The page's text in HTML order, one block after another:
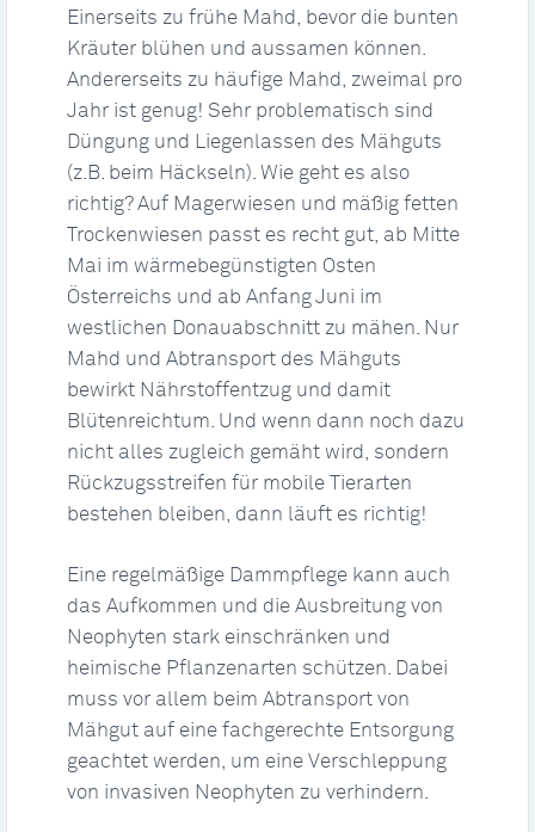
Einerseits zu frühe Mahd, bevor die bunten
Kräuter blühen und aussamen können.
Andererseits zu häufige Mahd, zweimal pro
Jahr ist genug! Sehr problematisch sind
Düngung und Liegenlassen des Mähguts
(z.B. beim Häckseln). Wie geht es also
richtig? Auf Magerwiesen und mäßig fetten
Trockenwiesen passt es recht gut, ab Mitte
Mai im wärmebegünstigten Osten
Österreichs und ab Anfang Juni im
westlichen Donauabschnitt zu mähen. Nur
Mahd und Abtransport des Mähguts
bewirkt Nährstoffentzug und damit
Blütenreichtum. Und wenn dann noch dazu
nicht alles zugleich gemäht wird, sondern
Rückzugsstreifen für mobile Tierarten
bestehen bleiben, dann läuft es richtig!
Eine regelmäßige Dammpflege kann auch
das Aufkommen und die Ausbreitung von
Neophyten stark einschränken und
heimische Pflanzenarten schützen. Dabei
muss vor allem beim Abtransport von
Mähgut auf eine fachgerechte Entsorgung
geachtet werden, um eine Verschleppung
von invasiven Neophyten zu verhindern.